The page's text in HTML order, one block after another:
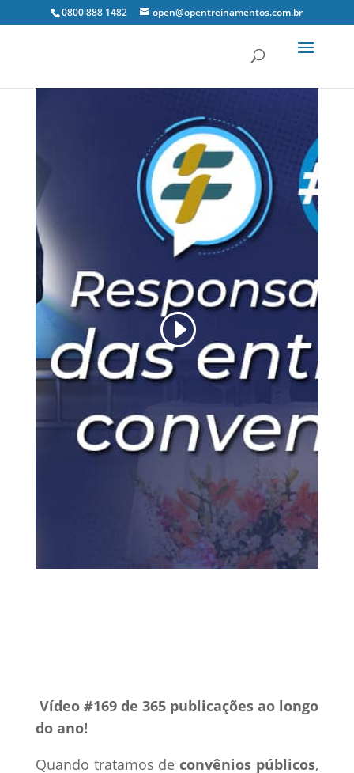
0800 888 1482 open@opentreinamentos.com.br
Vídeo #169 de 365 publicações ao longo
do ano!
Quando tratamos deconvênios públicos,